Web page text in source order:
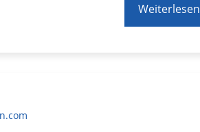
Weiterlesen